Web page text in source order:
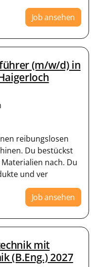
Job ansehen
(m/w/d) in
reibungslosen
Du bestückst
nach. Du
und ver
Job ansehen
mit
(B.Eng.) 2027